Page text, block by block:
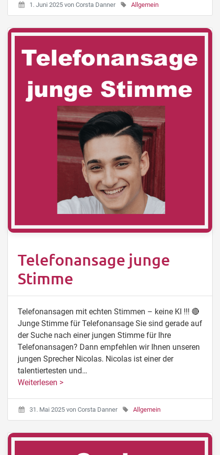
1. Juni 2025 von Corsta Danner Allgemein
Telefonansage junge
Stimme
Telefonansagen mit echten Stimmen – keine KI !!! 🔴
Junge Stimme für Telefonansage Sie sind gerade auf
der Suche nach einer jungen Stimme für Ihre
Telefonansagen? Dann empfehlen wir Ihnen unseren
jungen Sprecher Nicolas. Nicolas ist einer der
talentiertesten und…
Weiterlesen >
31. Mai 2025 von Corsta Danner Allgemein